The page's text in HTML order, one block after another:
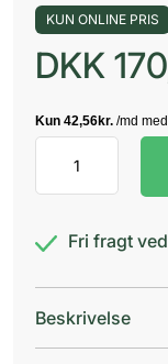
KUN ONLINE PRIS
DKK
Fri fragt
Beskrivelse